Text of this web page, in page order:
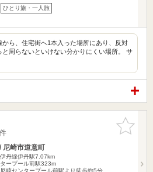
ひとり旅・一人旅
から、住宅街へ1本入った場所にあり、反対
と周らないといけない分かりにくい場所。 サ
お気に入
りに追加
尼崎市道意町
丹線伊丹駅7.07km
ープール前駅323m
崎センタープール前駅より徒歩約5分